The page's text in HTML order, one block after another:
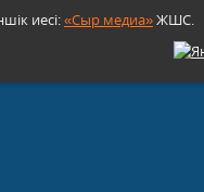
иесі:«Сыр медиа»ЖШС.